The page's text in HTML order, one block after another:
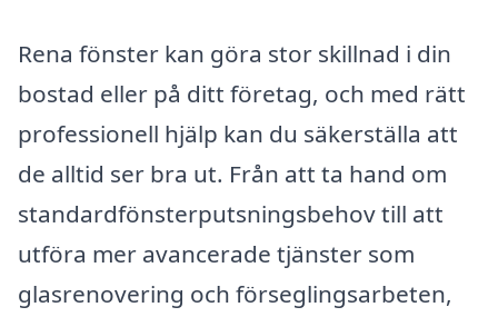
Rena fönster kan göra stor skillnad i din
bostad eller på ditt företag, och med rätt
professionell hjälp kan du säkerställa att
de alltid ser bra ut. Från att ta hand om
standardfönsterputsningsbehov till att
utföra mer avancerade tjänster som
glasrenovering och förseglingsarbeten,